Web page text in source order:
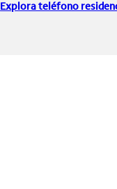
Explora teléfono